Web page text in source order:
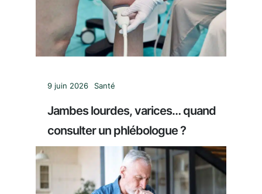
9 juin 2026 Santé
Jambes lourdes, varices… quand
consulter un phlébologue ?